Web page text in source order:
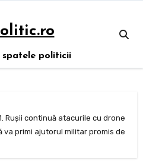
spatele politicii
Rușii continuă atacurile cu drone
va primi ajutorul militar promis de